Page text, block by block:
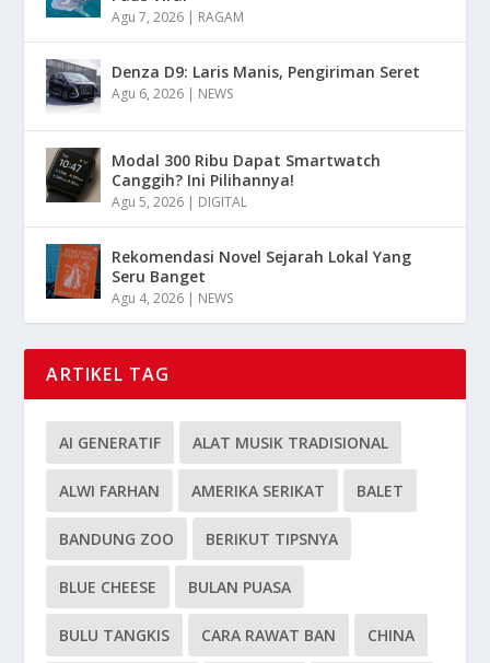
Agu 7, 2026 | RAGAM
Denza D9: Laris Manis, Pengiriman Seret
Agu 6, 2026 | NEWS
Modal 300 Ribu Dapat Smartwatch
Canggih? Ini Pilihannya!
Agu 5, 2026 | DIGITAL
Rekomendasi Novel Sejarah Lokal Yang
Seru Banget
Agu 4, 2026 | NEWS
ARTIKEL TAG
AI GENERATIF ALAT MUSIK TRADISIONAL
ALWI FARHAN AMERIKA SERIKAT BALET
BANDUNG ZOO BERIKUT TIPSNYA
BLUE CHEESE BULAN PUASA
BULU TANGKIS CARA RAWAT BAN CHINA